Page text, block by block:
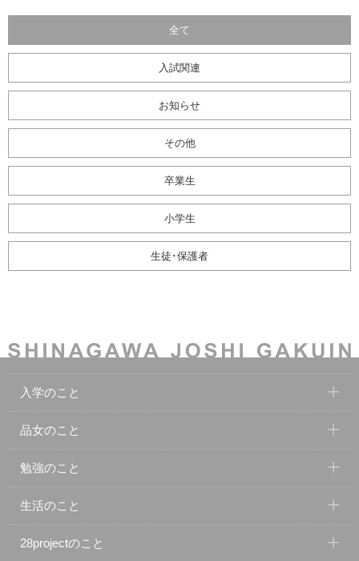
全て
入試関連
お知らせ
その他
卒業生
小学生
生徒･保護者
入学のこと
品女のこと
勉強のこと
生活のこと
28projectのこと